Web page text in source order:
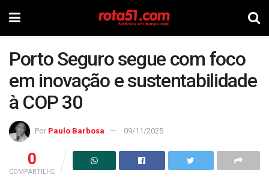
Porto Seguro segue com foco
em inovação e sustentabilidade
à COP 30
Por Paulo Barbosa 09/11/2025
0
COMPARTILHE